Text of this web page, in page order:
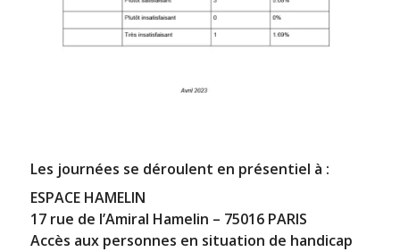
Les journées se déroulent en présentiel à :
ESPACE HAMELIN
17 rue de l’Amiral Hamelin – 75016 PARIS
Accès aux personnes en situation de handicap